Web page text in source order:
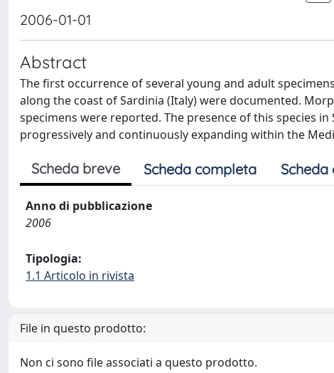
2006-01-01
Abstract
The first occurrence of several young and adult
along the coast of Sardinia (Italy) were documented.
specimens were reported. The presence of this species
progressively and continuously expanding within the
Scheda breve Scheda completa Scheda
Anno di pubblicazione
2006
Tipologia:
1.1 Articolo in rivista
File in questo prodotto:
Non ci sono file associati a questo prodotto.